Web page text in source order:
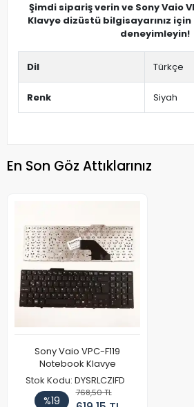
Şimdi sipariş verin ve Sony Vaio
Klavye dizüstü bilgisayarınız
deneyimleyin!
Dil Türkçe
Renk Siyah
En Son Göz Attıklarınız
Sony Vaio VPC-F119
Notebook Klavye
Stok Kodu: DYSRLCZIFD
%19
768,50 TL